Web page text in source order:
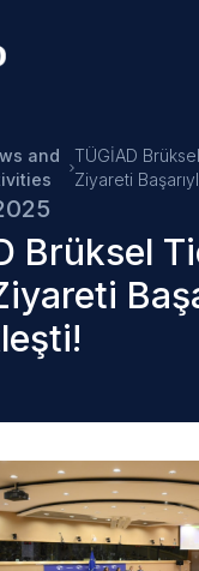
and
TÜGİAD
Ziyareti
Brüksel